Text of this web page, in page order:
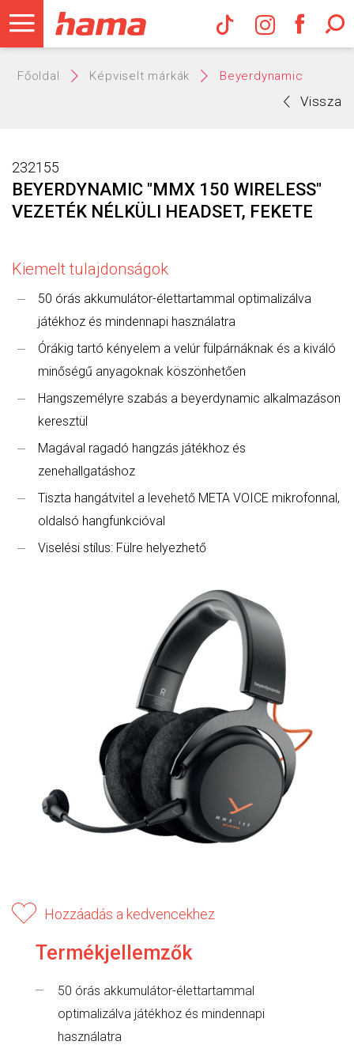
Hama
Főoldal Képviselt márkák Beyerdynamic
Vissza
Hozzáadás a kedvencekhez
232155
BEYERDYNAMIC "MMX 150 WIRELESS"
VEZETÉK NÉLKÜLI HEADSET, FEKETE
Kiemelt tulajdonságok
50 órás akkumulátor-élettartammal optimalizálva
játékhoz és mindennapi használatra
Órákig tartó kényelem a velúr fülpárnáknak és a kiváló
minőségű anyagoknak köszönhetően
Hangszemélyre szabás a beyerdynamic alkalmazáson
keresztül
Magával ragadó hangzás játékhoz és
zenehallgatáshoz
Tiszta hangátvitel a levehető META VOICE mikrofonnal,
oldalsó hangfunkcióval
Viselési stílus: Fülre helyezhető
Termékjellemzők
50 órás akkumulátor-élettartammal
optimalizálva játékhoz és mindennapi
használatra